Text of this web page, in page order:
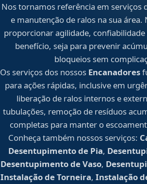
Nos tornamos referência em serviços
e manutenção de ralos na sua área.
proporcionar agilidade, confiabilidade
benefício, seja para prevenir
bloqueios sem
Os serviços dos nossos Encanadores
para ações rápidas, inclusive em
liberação de ralos internos e
tubulações, remoção de resíduos
completas para manter o
Conheça também nossos serviços:
Desentupimento de Pia,
Desentupimento de Vaso,
Instalação de Torneira, Instalação